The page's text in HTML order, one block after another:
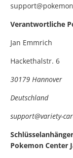
Verantwortliche
Jan Emmrich
Hackethalstr. 6
30179 Hannover
Deutschland
support@variety-
Pokemon Center